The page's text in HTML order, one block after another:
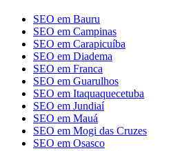
SEO em Bauru
SEO em Campinas
SEO em Carapicuíba
SEO em Diadema
SEO em Franca
SEO em Guarulhos
SEO em Itaquaquecetuba
SEO em Jundiaí
SEO em Mauá
SEO em Mogi das Cruzes
SEO em Osasco